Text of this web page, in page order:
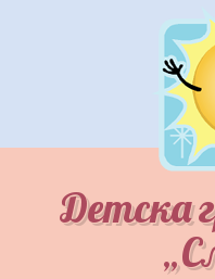
Детска